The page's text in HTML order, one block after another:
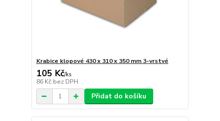
Krabice klopové 430 x 310 x 350 mm 3-vrstvé
105 Kč/ks
86 Kč bez DPH
Přidat do košíku